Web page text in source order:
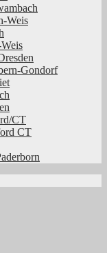
Weis
Gondorf
CT
CT